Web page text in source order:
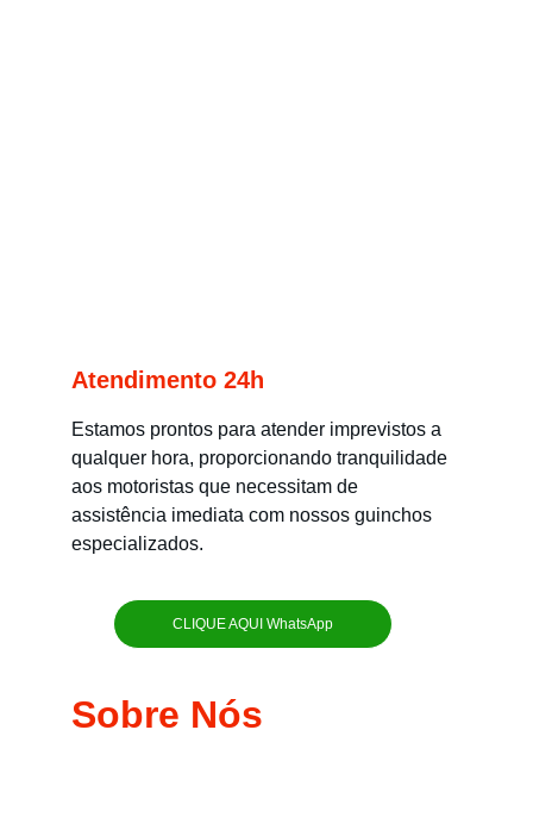
Atendimento 24h
Estamos prontos para atender imprevistos a
qualquer hora, proporcionando tranquilidade
aos motoristas que necessitam de
assistência imediata com nossos guinchos
especializados.
CLIQUE AQUI WhatsApp
Sobre Nós